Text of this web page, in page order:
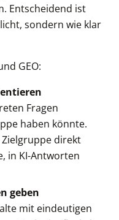
Entscheidend ist
sondern wie klar
GEO:
Fragen
haben könnte.
direkt
in KI-Antworten
geben
mit eindeutigen